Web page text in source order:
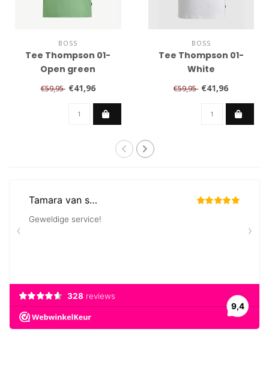
BOSS
Tee Thompson 01-
Open green
€59,95 €41,96
BOSS
Tee Thompson 01-
White
€59,95 €41,96